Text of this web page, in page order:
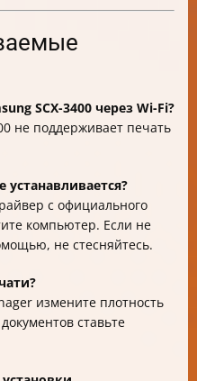
SCX-3400 через Wi-Fi?
не поддерживает печать
устанавливается?
с официального
компьютер. Если не
не стесняйтесь.
измените плотность
ставьте